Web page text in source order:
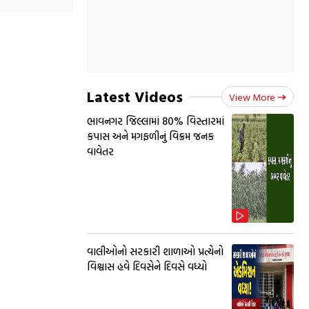
Latest Videos View More
ભાવનગર જિલ્લામાં 80% વિસ્તારમાં
કપાસ અને મગફળીનું વિક્રમ જનક
વાવેતર
વાલીઓનો સરકારી શાળાઓ પ્રત્યેનો
વિશ્વાસ હવે દિવસેને દિવસે વધ્યો